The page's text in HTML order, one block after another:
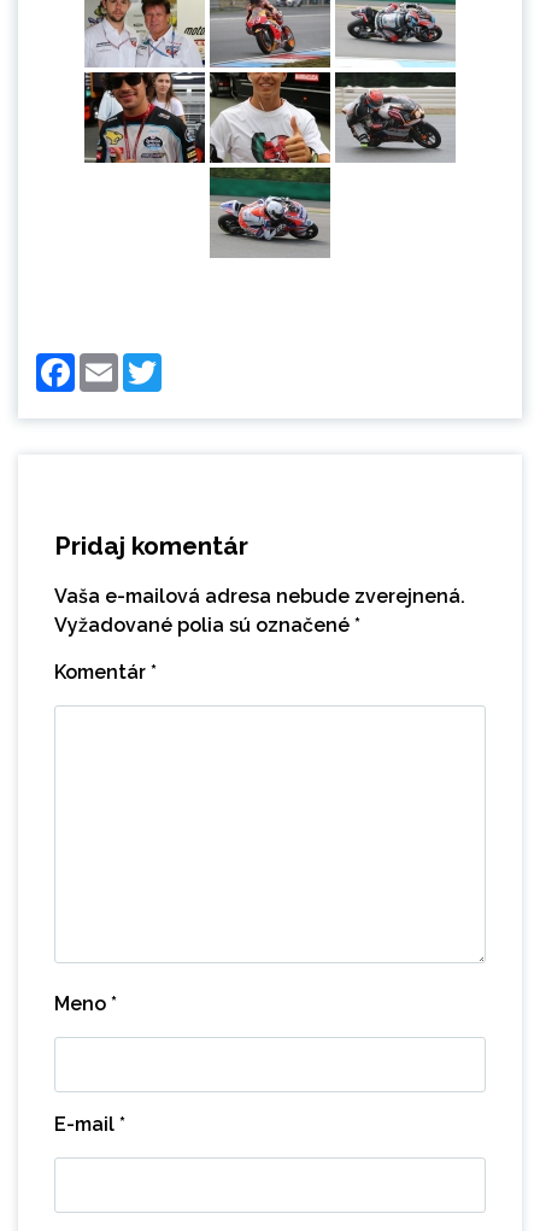
Facebook
Email
Pridaj komentár
Vaša e-mailová adresa nebude zverejnená.
Vyžadované polia sú označené *
Komentár *
Meno *
E-mail *